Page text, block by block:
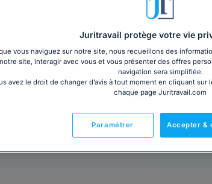
votre croissance. Découvrez
25€ HT Ajouter au panier
Prêt à l'emploi
Juritravail protège votre vie
vous naviguez sur notre site, nous recueillons des
notre site, interagir avec vous et vous présenter des offres
navigation sera simplifiée.
avez le droit de changer d’avis à tout moment en cliquant
chaque page Juritravail.com
Accepter &
Paramétrer